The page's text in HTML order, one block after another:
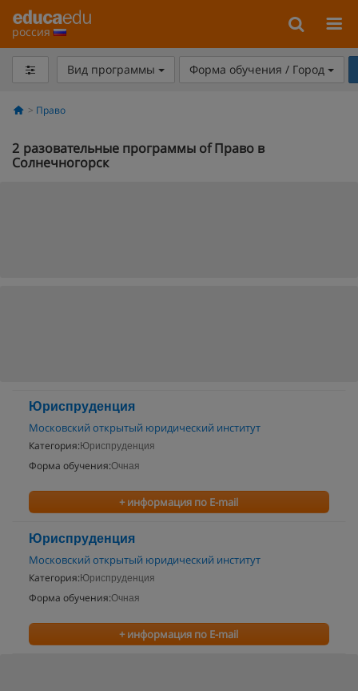
россия
Вид программы Форма обучения / Город
Право
2 разовательные программы of Право в
Солнечногорск
Юриспруденция
Московский открытый юридический институт
Категория: Юриспруденция
Форма обучения:Очная
+ информация по E-mail
Юриспруденция
Московский открытый юридический институт
Категория: Юриспруденция
Форма обучения:Очная
+ информация по E-mail